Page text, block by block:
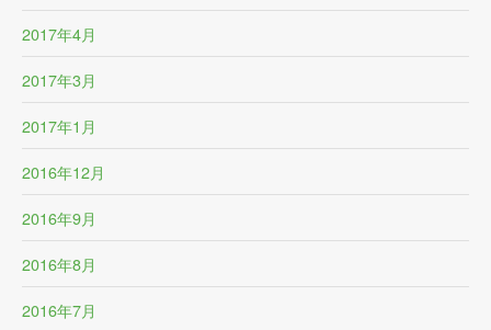
2017年4月
2017年3月
2017年1月
2016年12月
2016年9月
2016年8月
2016年7月